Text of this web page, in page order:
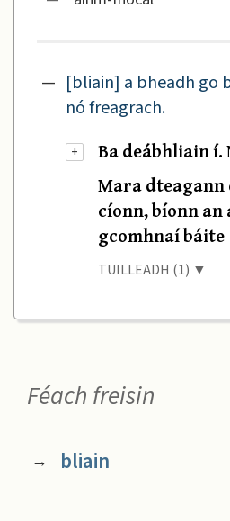
— [bliain] a bheadh go
nó freagrach.
+
Ba deábhliain
Mara
cíonn, bíonn an
gcomhnaí báite
TUILLEADH (1) ▼
Féach freisin
→ bliain